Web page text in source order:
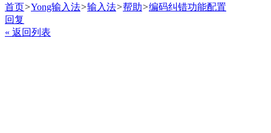
首页>Yong输入法>输入法>帮助>编码纠错功能配置
回复
« 返回列表